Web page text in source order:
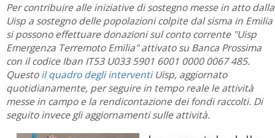
Per contribuire alle iniziative di sostegno messe in atto dalla
Uisp a sostegno delle popolazioni colpite dal sisma in Emilia
si possono effettuare donazioni sul conto corrente "Uisp
Emergenza Terremoto Emilia" attivato su Banca Prossima
con il codice Iban IT53 U033 5901 6001 0000 0067 485.
Questoil quadro degli interventiUisp, aggiornato
quotidianamente, per seguire in tempo reale le attività
messe in campo e la rendicontazione dei fondi raccolti. Di
seguito invece gli aggiornamenti sulle attività.